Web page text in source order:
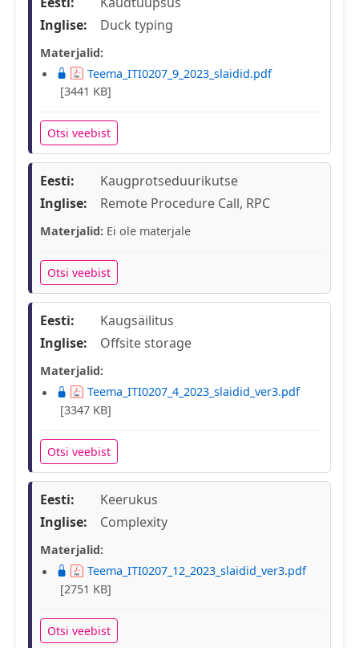
Inglise:
Duck typing
Materjalid:
Teema_ITI0207_9_2023_slaidid.pdf
[3441 KB]
Otsi veebist
Eesti:
Kaugprotseduurikutse
Inglise:
Remote Procedure Call, RPC
Materjalid: Ei ole materjale
Otsi veebist
Eesti:
Kaugsäilitus
Inglise:
Offsite storage
Materjalid:
Teema_ITI0207_4_2023_slaidid_ver3.pdf
[3347 KB]
Otsi veebist
Eesti:
Keerukus
Inglise:
Complexity
Materjalid:
Teema_ITI0207_12_2023_slaidid_ver3.pdf
[2751 KB]
Otsi veebist